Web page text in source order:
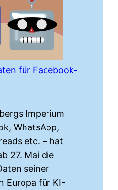
für Facebook-
Imperium
WhatsApp,
etc. – hat
27. Mai die
seiner
Europa für KI-